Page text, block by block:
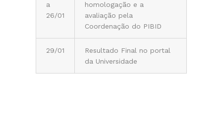
a
26/01
homologação e a
avaliação pela
Coordenação do PIBID
29/01
Resultado Final no portal
da Universidade